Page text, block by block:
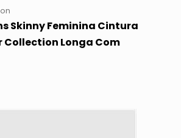
Skinny Feminina Cintura
Collection Longa Com